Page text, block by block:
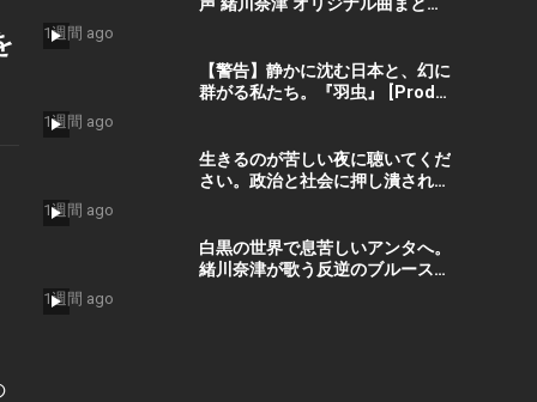
声 緒川奈津 オリジナル曲まとめ
#music #音楽
1週間 ago
【警告】静かに沈む日本と、幻に
群がる私たち。『羽虫』 [Prod.
1週間 ago
生きるのが苦しい夜に聴いてくだ
さい。政治と社会に押し潰された
1週間 ago
白黒の世界で息苦しいアンタへ。
緒川奈津が歌う反逆のブルース
1週間 ago